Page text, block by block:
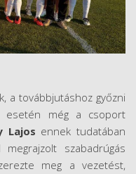
a továbbjutáshoz győzni
esetén még a csoport
Lajos ennek tudatában
szabadrúgás
meg a vezetést,